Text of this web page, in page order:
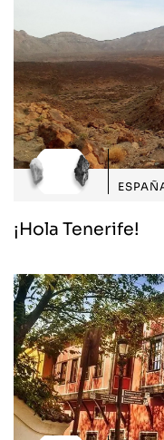
¡Hola Tenerife!